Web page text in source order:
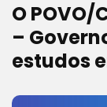
O
–
estudos